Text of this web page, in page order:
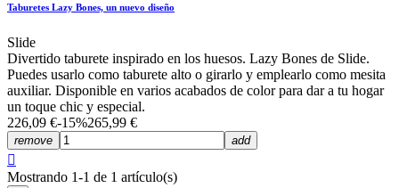
Taburetes Lazy Bones, un nuevo diseño
Slide
Divertido taburete inspirado en los huesos. Lazy Bones de Slide.
Puedes usarlo como taburete alto o girarlo y emplearlo como mesita
auxiliar. Disponible en varios acabados de color para dar a tu hogar
un toque chic y especial.
226,09 €-15%265,99 €
remove add

Mostrando 1-1 de 1 artículo(s)